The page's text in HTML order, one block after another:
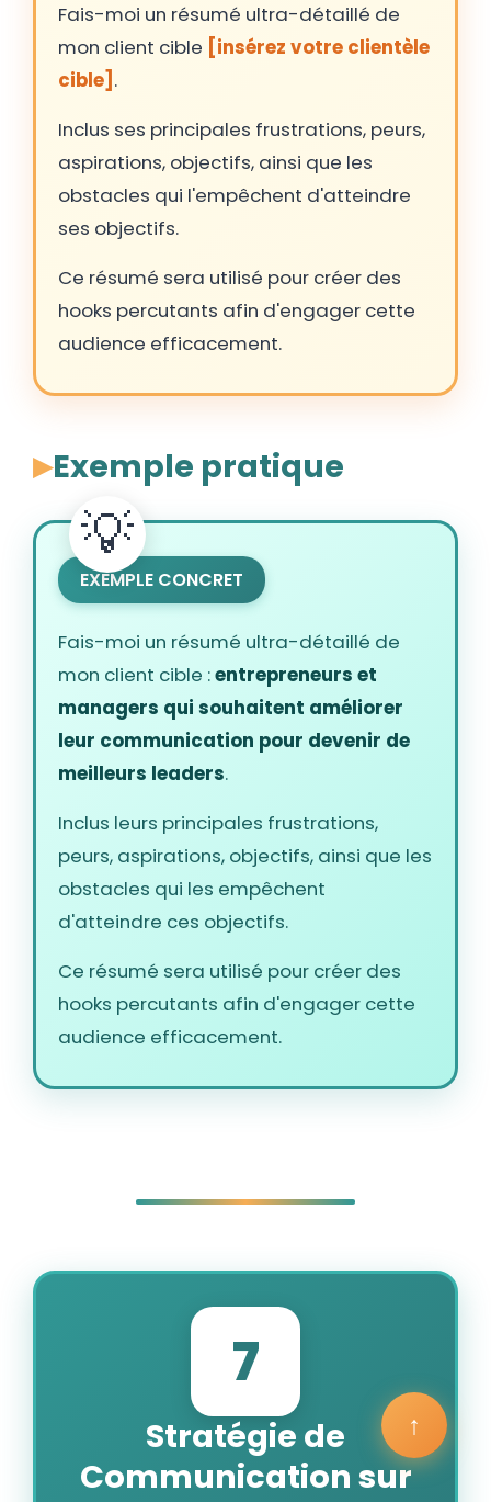
Fais-moi un résumé ultra-détaillé de
mon client cible [insérez votre clientèle
cible] .
Inclus ses principales frustrations, peurs,
aspirations, objectifs, ainsi que les
obstacles qui l'empêchent d'atteindre
ses objectifs.
Ce résumé sera utilisé pour créer des
hooks percutants afin d'engager cette
audience efficacement.
Exemple pratique
EXEMPLE CONCRET
Fais-moi un résumé ultra-détaillé de
mon client cible :entrepreneurs et
managers qui souhaitent améliorer
leur communication pour devenir de
meilleurs leaders.
Inclus leurs principales frustrations,
peurs, aspirations, objectifs, ainsi que les
obstacles qui les empêchent
d'atteindre ces objectifs.
Ce résumé sera utilisé pour créer des
hooks percutants afin d'engager cette
audience efficacement.
7
Stratégie de
Communication sur
↑